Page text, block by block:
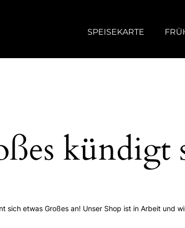
SPEISEKARTE
kündigt
sich etwas Großes an! Unser Shop ist in Arbeit und